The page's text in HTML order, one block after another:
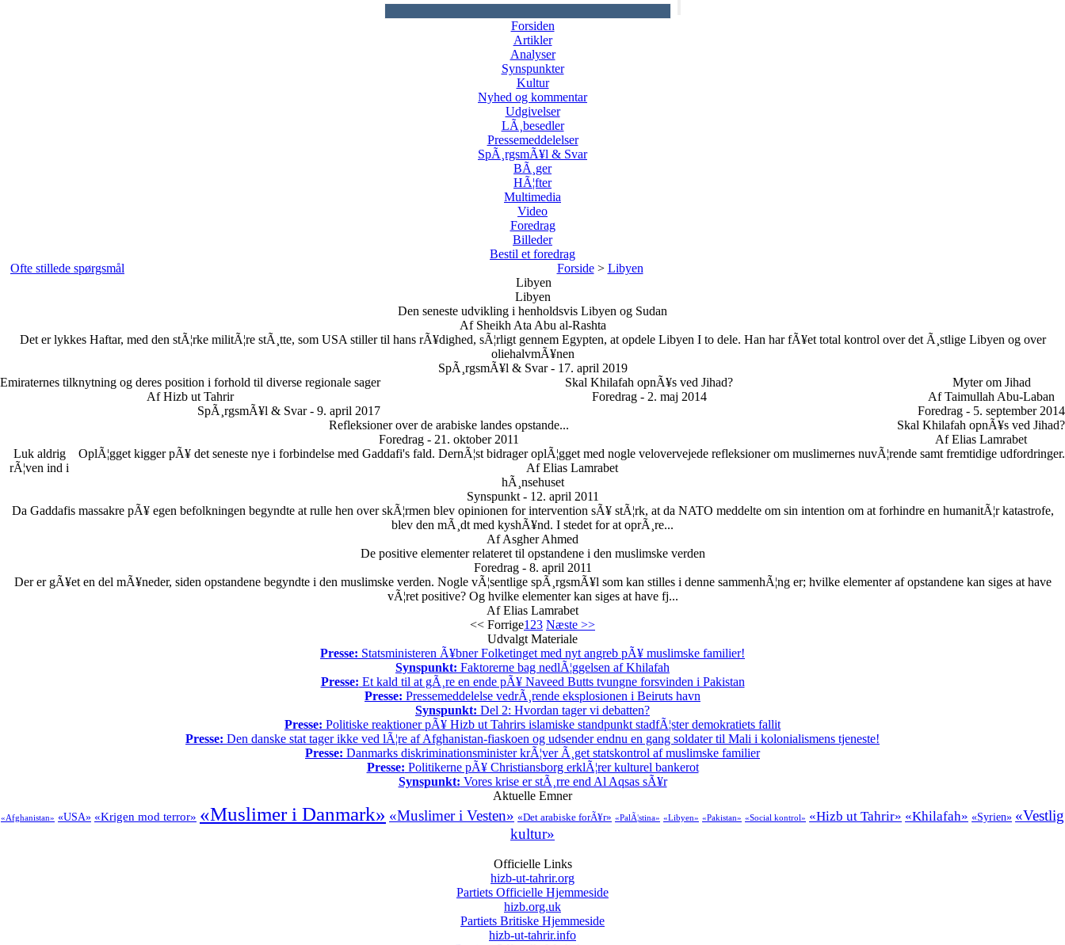
Forsiden
Artikler
Analyser
Synspunkter
Kultur
Nyhed og kommentar
Udgivelser
LÃ¸besedler
Pressemeddelelser
SpÃ¸rgsmÃ¥l & Svar
BÃ¸ger
HÃ¦fter
Multimedia
Video
Foredrag
Billeder
Bestil et foredrag
Ofte stillede spørgsmål
Forside> Libyen
Libyen
Libyen
Den seneste udvikling i henholdsvis Libyen og Sudan
Af Sheikh Ata Abu al-Rashta
Det er lykkes Haftar, med den stÃ¦rke militÃ¦re stÃ¸tte, som USA stiller til hans rÃ¥dighed, sÃ¦rligt gennem Egypten, at opdele Libyen I to dele. Han har fÃ¥et total kontrol over det Ã¸stlige Libyen og over
oliehalvmÃ¥nen
SpÃ¸rgsmÃ¥l & Svar - 17. april 2019
Emiraternes tilknytning og deres position i forhold til diverse regionale sager
Af Hizb ut Tahrir
SpÃ¸rgsmÃ¥l & Svar - 9. april 2017
Myter om Jihad
Af Taimullah Abu-Laban
Foredrag - 5. september 2014
Skal Khilafah opnÃ¥s ved Jihad?
Foredrag - 2. maj 2014
Skal Khilafah opnÃ¥s ved Jihad?
Af Elias Lamrabet
Refleksioner over de arabiske landes opstande...
Foredrag - 21. oktober 2011
OplÃ¦gget kigger pÃ¥ det seneste nye i forbindelse med Gaddafi's fald. DernÃ¦st bidrager oplÃ¦gget med nogle velovervejede refleksioner om muslimernes nuvÃ¦rende samt fremtidige udfordringer.
Af Elias Lamrabet
Luk aldrig
rÃ¦ven ind i
hÃ¸nsehuset
Synspunkt - 12. april 2011
Da Gaddafis massakre pÃ¥ egen befolkningen begyndte at rulle hen over skÃ¦rmen blev opinionen for intervention sÃ¥ stÃ¦rk, at da NATO meddelte om sin intention om at forhindre en humanitÃ¦r katastrofe,
blev den mÃ¸dt med kyshÃ¥nd. I stedet for at oprÃ¸re...
Af Asgher Ahmed
De positive elementer relateret til opstandene i den muslimske verden
Foredrag - 8. april 2011
Der er gÃ¥et en del mÃ¥neder, siden opstandene begyndte i den muslimske verden. Nogle vÃ¦sentlige spÃ¸rgsmÃ¥l som kan stilles i denne sammenhÃ¦ng er; hvilke elementer af opstandene kan siges at have
vÃ¦ret positive? Og hvilke elementer kan siges at have fj...
Af Elias Lamrabet
<< Forrige1 23 Næste >>
Udvalgt Materiale
Presse: Statsministeren Ã¥bner Folketinget med nyt angreb pÃ¥ muslimske familier!
Synspunkt: Faktorerne bag nedlÃ¦ggelsen af Khilafah
Presse: Et kald til at gÃ¸re en ende pÃ¥ Naveed Butts tvungne forsvinden i Pakistan
Presse: Pressemeddelelse vedrÃ¸rende eksplosionen i Beiruts havn
Synspunkt: Del 2: Hvordan tager vi debatten?
Presse: Politiske reaktioner pÃ¥ Hizb ut Tahrirs islamiske standpunkt stadfÃ¦ster demokratiets fallit
Presse: Den danske stat tager ikke ved lÃ¦re af Afghanistan-fiaskoen og udsender endnu en gang soldater til Mali i kolonialismens tjeneste!
Presse: Danmarks diskriminationsminister krÃ¦ver Ã¸get statskontrol af muslimske familier
Presse: Politikerne pÃ¥ Christiansborg erklÃ¦rer kulturel bankerot
Synspunkt: Vores krise er stÃ¸rre end Al Aqsas sÃ¥r
Aktuelle Emner
«Afghanistan» «USA» «Krigen mod terror» «Muslimer i Danmark» «Muslimer i Vesten» «Det arabiske forÃ¥r» «PalÃ¦stina» «Libyen» «Pakistan» «Social kontrol» «Hizb ut Tahrir» «Khilafah» «Syrien» «Vestlig
kultur»
Officielle Links
hizb-ut-tahrir.org
Partiets Officielle Hjemmeside
hizb.org.uk
Partiets Britiske Hjemmeside
hizb-ut-tahrir.info